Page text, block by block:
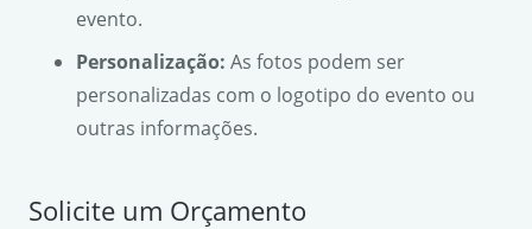
evento.
Personalização: As fotos podem ser
personalizadas com o logotipo do evento ou
outras informações.
Solicite um Orçamento